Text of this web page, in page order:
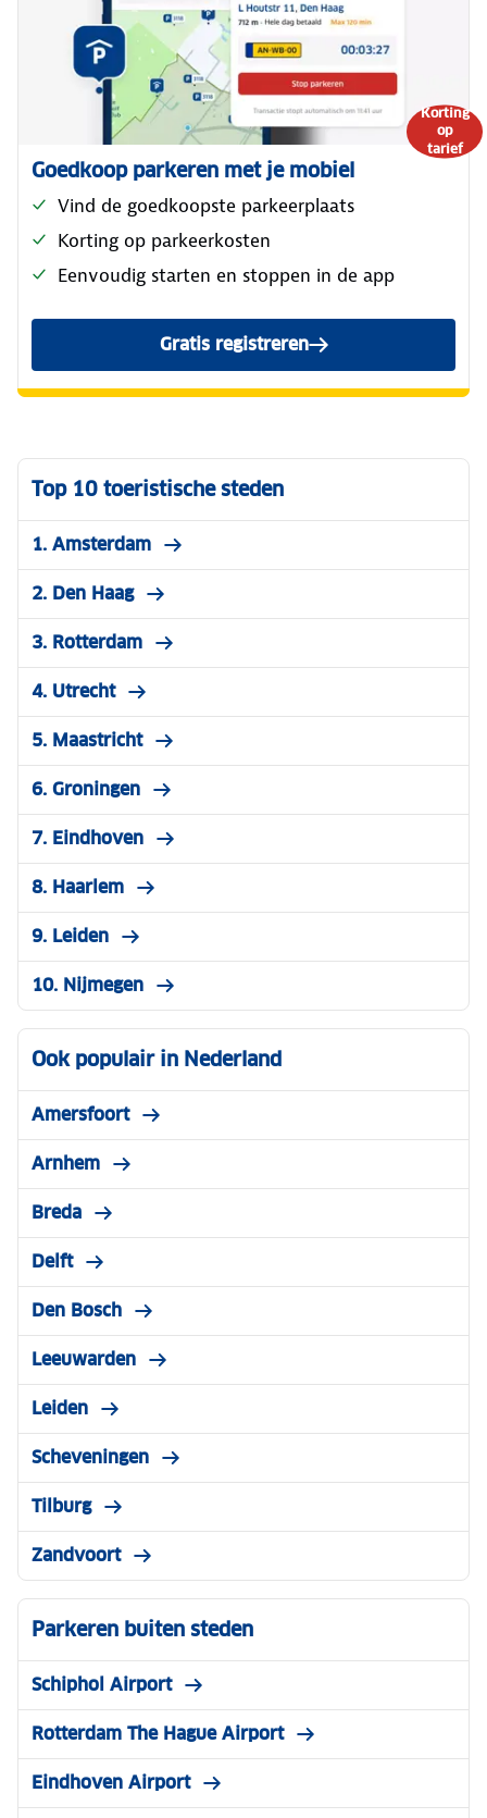
Korting
op
tarief
Goedkoop parkeren met je mobiel
Vind de goedkoopste parkeerplaats
Korting op parkeerkosten
Eenvoudig starten en stoppen in de app
Gratis registrerenGratis registreren
Top 10 toeristische steden
1. Amsterdam
2. Den Haag
3. Rotterdam
4. Utrecht
5. Maastricht
6. Groningen
7. Eindhoven
8. Haarlem
9. Leiden
10. Nijmegen
Ook populair in Nederland
Amersfoort
Arnhem
Breda
Delft
Den Bosch
Leeuwarden
Leiden
Scheveningen
Tilburg
Zandvoort
Parkeren buiten steden
Schiphol Airport
Rotterdam The Hague Airport
Eindhoven Airport